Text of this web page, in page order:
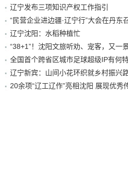
辽宁发布三项知识产权工作指引
“民营企业进边疆·辽宁行”大会在丹东
辽宁沈阳：水稻种植忙
辽宁新宾：山间小花环织就乡村振兴
20余项“辽工辽作”亮相沈阳 展现优秀